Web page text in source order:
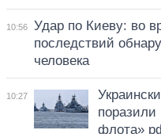
10:56
Удар по Киеву: во
последствий
человека
10:27
поразили
флота»